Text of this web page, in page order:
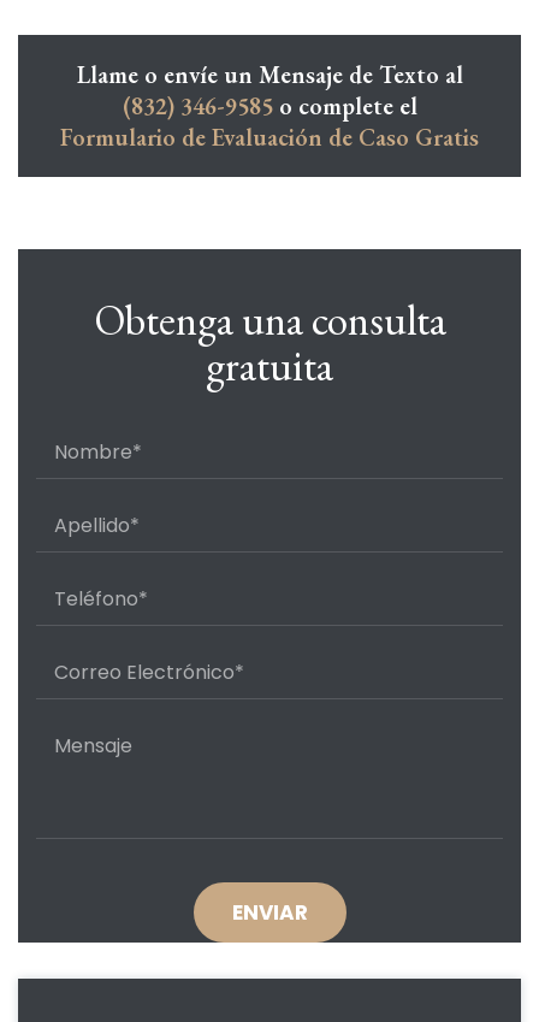
Llame o envíe un Mensaje de Texto al
(832) 346-9585o complete el
Formulario de Evaluación de Caso Gratis
Obtenga una consulta
gratuita